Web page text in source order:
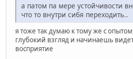
а патом па мере устойчивости
что то внутри сибя переходить..
я тоже так думаю к тому же с
глубокий взгляд и начинаешь
восприятие